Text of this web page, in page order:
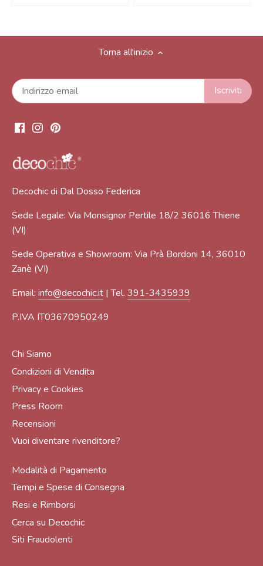
Torna all'inizio
Decochic di Dal Dosso Federica
Sede Legale: Via Monsignor Pertile 18/2 36016 Thiene
(VI)
Sede Operativa e Showroom: Via Prà Bordoni 14, 36010
Zanè (VI)
Email: info@decochic.it | Tel. 391-3435939
P.IVA IT03670950249
Chi Siamo
Condizioni di Vendita
Privacy e Cookies
Press Room
Recensioni
Vuoi diventare rivenditore?
Modalità di Pagamento
Tempi e Spese di Consegna
Resi e Rimborsi
Cerca su Decochic
Siti Fraudolenti